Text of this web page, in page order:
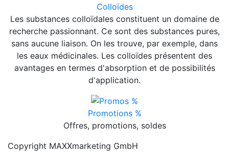
Colloïdes
Les substances colloïdales constituent un domaine de
recherche passionnant. Ce sont des substances pures,
sans aucune liaison. On les trouve, par exemple, dans
les eaux médicinales. Les colloïdes présentent des
avantages en termes d'absorption et de possibilités
d'application.
Promotions %
Offres, promotions, soldes
Copyright MAXXmarketing GmbH